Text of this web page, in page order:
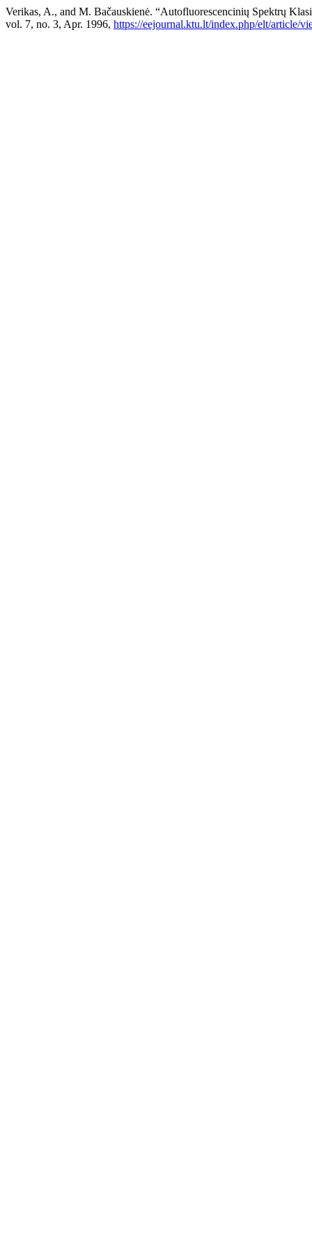
Verikas, A., and M. Bačauskienė. “Autofluorescencinių Spektrų
vol. 7, no. 3, Apr. 1996, https://eejournal.ktu.lt/index.php/elt/article/